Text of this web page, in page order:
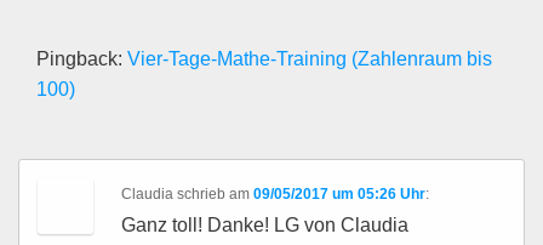
Pingback: Vier-Tage-Mathe-Training (Zahlenraum bis
100)
Claudia schrieb am09/05/2017 um 05:26 Uhr:
Ganz toll! Danke! LG von Claudia